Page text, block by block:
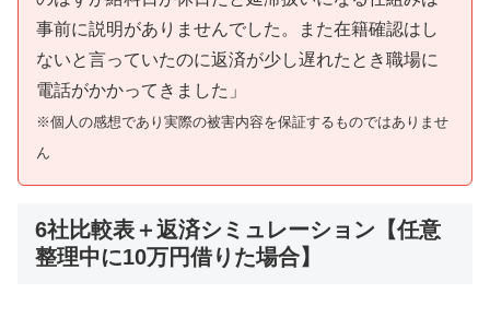
事前に説明がありませんでした。また在籍確認はし
ないと言っていたのに返済が少し遅れたとき職場に
電話がかかってきました」
※個人の感想であり実際の被害内容を保証するものではありませ
ん
6社比較表＋返済シミュレーション【任意
整理中に10万円借りた場合】